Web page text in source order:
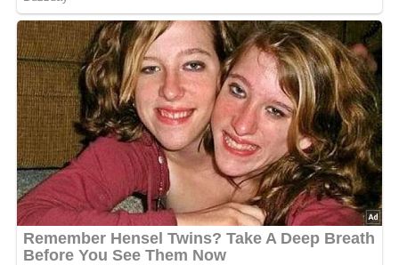
Auf gleiche Weise können auch junge Erbsen, junge
Kohlrabi, Schnittbohnen, vorgekochte Schwarzwurzeln
oder Spargel zubereitet werden. Man kann die Sahnesoße
auch mit einem Eßlöffel heller Mehlschwitze andicken
und mit etwas Glutal würzen. Nach diesem Rezept
zubereiteter Kohlrabi wird mit einem hartgekochten und in
Scheiben geschnittenen oder feingehackten Ei bestreut zu
Tisch gebracht.
Abonniere jetzt unseren Newsletter!